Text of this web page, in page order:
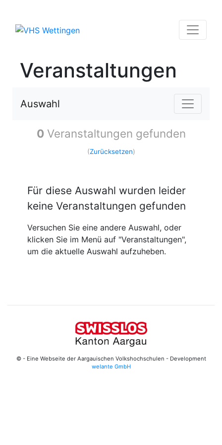
Veranstaltungen
Auswahl
0 Veranstaltungen gefunden
(Zurücksetzen)
Für diese Auswahl wurden leider
keine Veranstaltungen gefunden
Versuchen Sie eine andere Auswahl, oder
klicken Sie im Menü auf "Veranstaltungen",
um die aktuelle Auswahl aufzuheben.
© - Eine Webseite der Aargauischen Volkshochschulen - Development
welante GmbH